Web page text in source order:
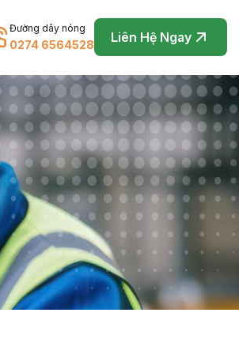
Đường dây nóng
0274 6564528 Liên Hệ Ngay